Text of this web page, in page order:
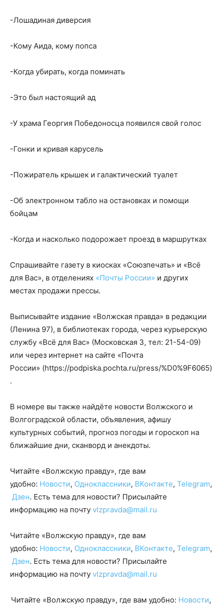
-Лошадиная диверсия
-Кому Аида, кому попса
-Когда убирать, когда поминать
-Это был настоящий ад
-У храма Георгия Победоносца появился свой голос
-Гонки и кривая карусель
-Пожиратель крышек и галактический туалет
-Об электронном табло на остановках и помощи
бойцам
-Когда и насколько подорожает проезд в маршрутках
Спрашивайте газету в киосках «Союзпечать» и «Всё
для Вас», в отделениях «Почты России» и других
местах продажи прессы.
Выписывайте издание «Волжская правда» в редакции
(Ленина 97), в библиотеках города, через курьерскую
службу «Всё для Вас» (Московская 3, тел: 21-54-09)
или через интернет на сайте «Почта
России» (https://podpiska.pochta.ru/press/%D0%9F6065)
.
В номере вы также найдёте новости Волжского и
Волгоградской области, объявления, афишу
культурных событий, прогноз погоды и гороскоп на
ближайшие дни, сканворд и анекдоты.
Читайте «Волжскую правду», где вам
удобно: Новости, Одноклассники, ВКонтакте, Telegram,
Дзен. Есть тема для новости? Присылайте
информацию на почту vlzpravda@mail.ru
Читайте «Волжскую правду», где вам
удобно: Новости, Одноклассники, ВКонтакте, Telegram,
Дзен. Есть тема для новости? Присылайте
информацию на почту vlzpravda@mail.ru
Читайте «Волжскую правду», где вам удобно: Новости,